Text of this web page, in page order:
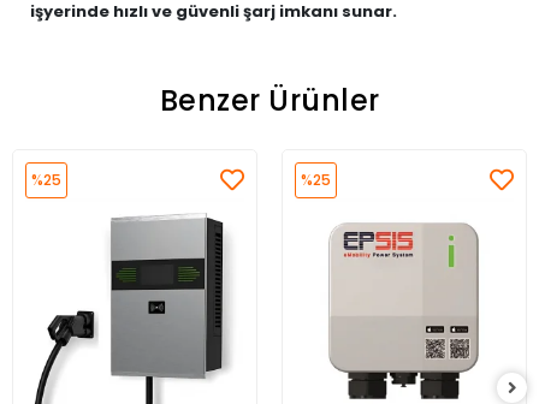
işyerinde hızlı ve güvenli şarj imkanı sunar.
Benzer Ürünler
%25 %25